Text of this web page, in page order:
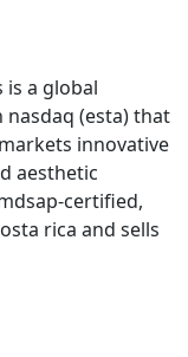
a global
nasdaq (esta) that
innovative
aesthetic
rica and sells